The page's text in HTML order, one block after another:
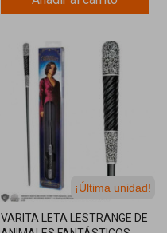
¡Última unidad!
VARITA LETA LESTRANGE DE